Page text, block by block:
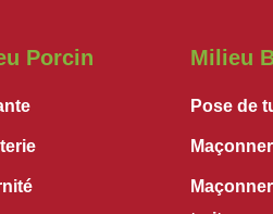
Porcin Milieu
Pose de